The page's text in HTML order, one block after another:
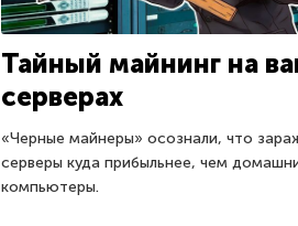
Тайный майнинг на
серверах
«Черные майнеры» осознали, что
серверы куда прибыльнее, чем
компьютеры.